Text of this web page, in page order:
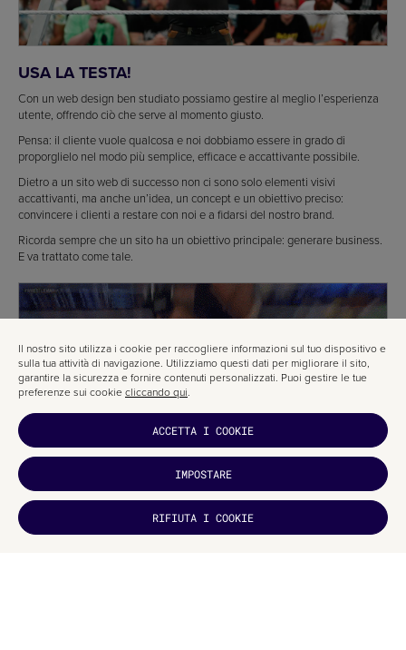
USA LA TESTA!
Con un web design ben studiato possiamo gestire al meglio l’esperienza
utente, offrendo ciò che serve al momento giusto.
Pensa: il cliente vuole qualcosa e noi dobbiamo essere in grado di
proporglielo nel modo più semplice, efficace e accattivante possibile.
Dietro a un sito web di successo non ci sono solo elementi visivi
accattivanti, ma anche un’idea, un concept e un obiettivo preciso:
convincere i clienti a restare con noi e a fidarsi del nostro brand.
Ricorda sempre che un sito ha un obiettivo principale: generare business.
E va trattato come tale.
PIACIUTO?
ISCRIVITI
Il nostro sito utilizza i cookie per raccogliere informazioni sul tuo dispositivo e
sulla tua attività di navigazione. Utilizziamo questi dati per migliorare il sito,
garantire la sicurezza e fornire contenuti personalizzati. Puoi gestire le tue
preferenze sui cookiecliccando qui.
ACCETTA I COOKIE
IMPOSTARE
RIFIUTA I COOKIE